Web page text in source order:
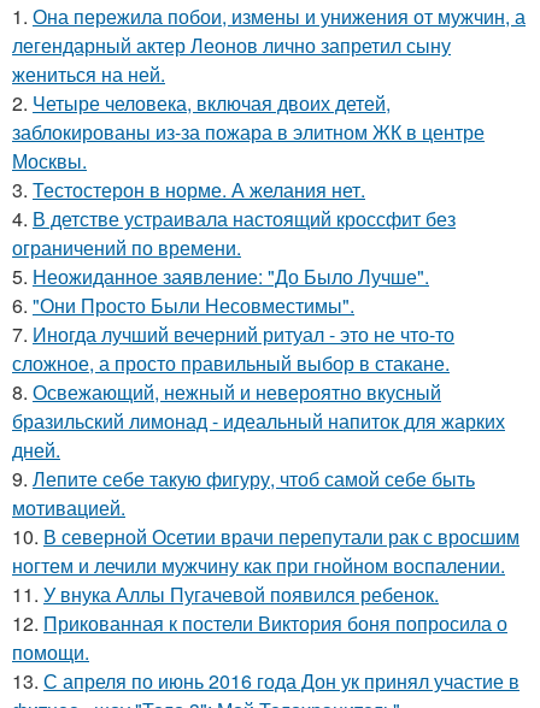
1. Она пережила побои, измены и унижения от мужчин, а
легендарный актер Леонов лично запретил сыну
жениться на ней.
2. Четыре человека, включая двоих детей,
заблокированы из-за пожара в элитном ЖК в центре
Москвы.
3. Тестостерон в норме. А желания нет.
4. В детстве устраивала настоящий кроссфит без
ограничений по времени.
5. Неожиданное заявление: "До Было Лучше".
6. "Они Просто Были Несовместимы".
7. Иногда лучший вечерний ритуал - это не что-то
сложное, а просто правильный выбор в стакане.
8. Освежающий, нежный и невероятно вкусный
бразильский лимонад - идеальный напиток для жарких
дней.
9. Лепите себе такую фигуру, чтоб самой себе быть
мотивацией.
10. В северной Осетии врачи перепутали рак с вросшим
ногтем и лечили мужчину как при гнойном воспалении.
11. У внука Аллы Пугачевой появился ребенок.
12. Прикованная к постели Виктория боня попросила о
помощи.
13. С апреля по июнь 2016 года Дон ук принял участие в